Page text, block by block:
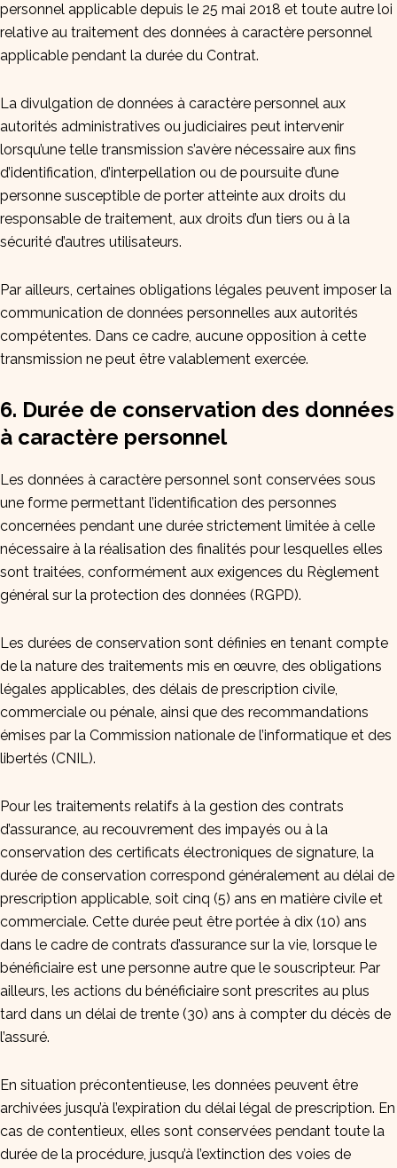
personnel applicable depuis le 25 mai 2018 et toute autre loi
relative au traitement des données à caractère personnel
applicable pendant la durée du Contrat.
La divulgation de données à caractère personnel aux
autorités administratives ou judiciaires peut intervenir
lorsqu’une telle transmission s’avère nécessaire aux fins
d’identification, d’interpellation ou de poursuite d’une
personne susceptible de porter atteinte aux droits du
responsable de traitement, aux droits d’un tiers ou à la
sécurité d’autres utilisateurs.
Par ailleurs, certaines obligations légales peuvent imposer la
communication de données personnelles aux autorités
compétentes. Dans ce cadre, aucune opposition à cette
transmission ne peut être valablement exercée.
6. Durée de conservation des données
à caractère personnel
Les données à caractère personnel sont conservées sous
une forme permettant l’identification des personnes
concernées pendant une durée strictement limitée à celle
nécessaire à la réalisation des finalités pour lesquelles elles
sont traitées, conformément aux exigences du Règlement
général sur la protection des données (RGPD).
Les durées de conservation sont définies en tenant compte
de la nature des traitements mis en œuvre, des obligations
légales applicables, des délais de prescription civile,
commerciale ou pénale, ainsi que des recommandations
émises par la Commission nationale de l’informatique et des
libertés (CNIL).
Pour les traitements relatifs à la gestion des contrats
d’assurance, au recouvrement des impayés ou à la
conservation des certificats électroniques de signature, la
durée de conservation correspond généralement au délai de
prescription applicable, soit cinq (5) ans en matière civile et
commerciale. Cette durée peut être portée à dix (10) ans
dans le cadre de contrats d’assurance sur la vie, lorsque le
bénéficiaire est une personne autre que le souscripteur. Par
ailleurs, les actions du bénéficiaire sont prescrites au plus
tard dans un délai de trente (30) ans à compter du décès de
l’assuré.
En situation précontentieuse, les données peuvent être
archivées jusqu’à l’expiration du délai légal de prescription. En
cas de contentieux, elles sont conservées pendant toute la
durée de la procédure, jusqu’à l’extinction des voies de